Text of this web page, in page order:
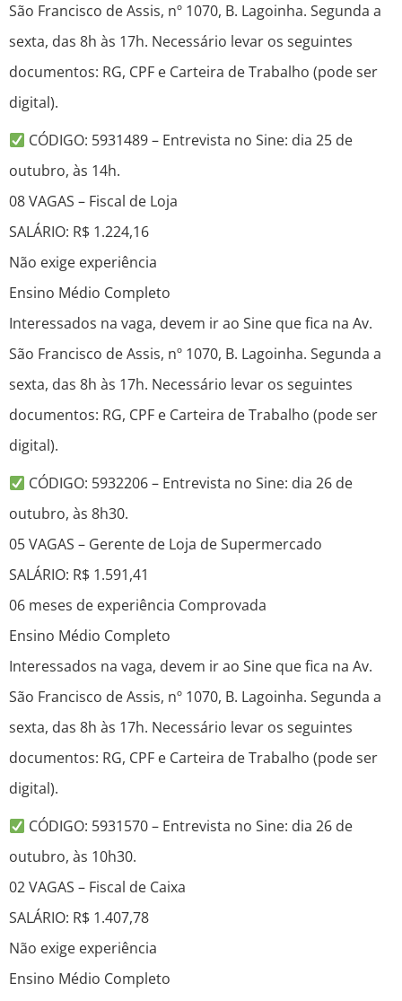
São Francisco de Assis, nº 1070, B. Lagoinha. Segunda a
sexta, das 8h às 17h. Necessário levar os seguintes
documentos: RG, CPF e Carteira de Trabalho (pode ser
digital).
CÓDIGO: 5931489 – Entrevista no Sine: dia 25 de
outubro, às 14h.
08 VAGAS – Fiscal de Loja
SALÁRIO: R$ 1.224,16
Não exige experiência
Ensino Médio Completo
Interessados na vaga, devem ir ao Sine que fica na Av.
São Francisco de Assis, nº 1070, B. Lagoinha. Segunda a
sexta, das 8h às 17h. Necessário levar os seguintes
documentos: RG, CPF e Carteira de Trabalho (pode ser
digital).
CÓDIGO: 5932206 – Entrevista no Sine: dia 26 de
outubro, às 8h30.
05 VAGAS – Gerente de Loja de Supermercado
SALÁRIO: R$ 1.591,41
06 meses de experiência Comprovada
Ensino Médio Completo
Interessados na vaga, devem ir ao Sine que fica na Av.
São Francisco de Assis, nº 1070, B. Lagoinha. Segunda a
sexta, das 8h às 17h. Necessário levar os seguintes
documentos: RG, CPF e Carteira de Trabalho (pode ser
digital).
CÓDIGO: 5931570 – Entrevista no Sine: dia 26 de
outubro, às 10h30.
02 VAGAS – Fiscal de Caixa
SALÁRIO: R$ 1.407,78
Não exige experiência
Ensino Médio Completo